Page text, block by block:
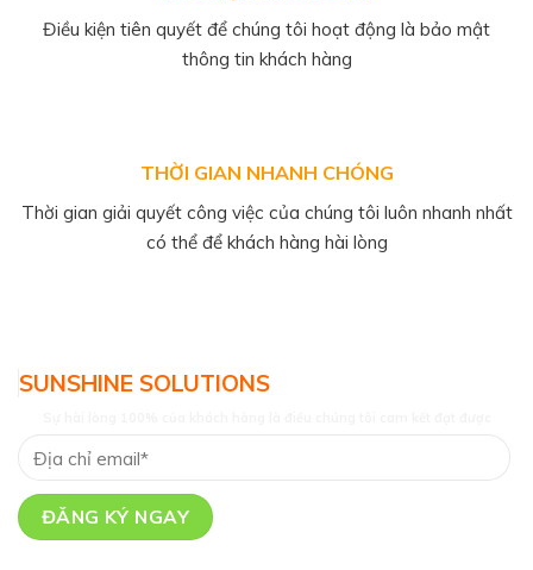
Điều kiện tiên quyết để chúng tôi hoạt động là bảo mật
thông tin khách hàng
THỜI GIAN NHANH CHÓNG
Thời gian giải quyết công việc của chúng tôi luôn nhanh nhất
có thể để khách hàng hài lòng
SUNSHINE SOLUTIONS